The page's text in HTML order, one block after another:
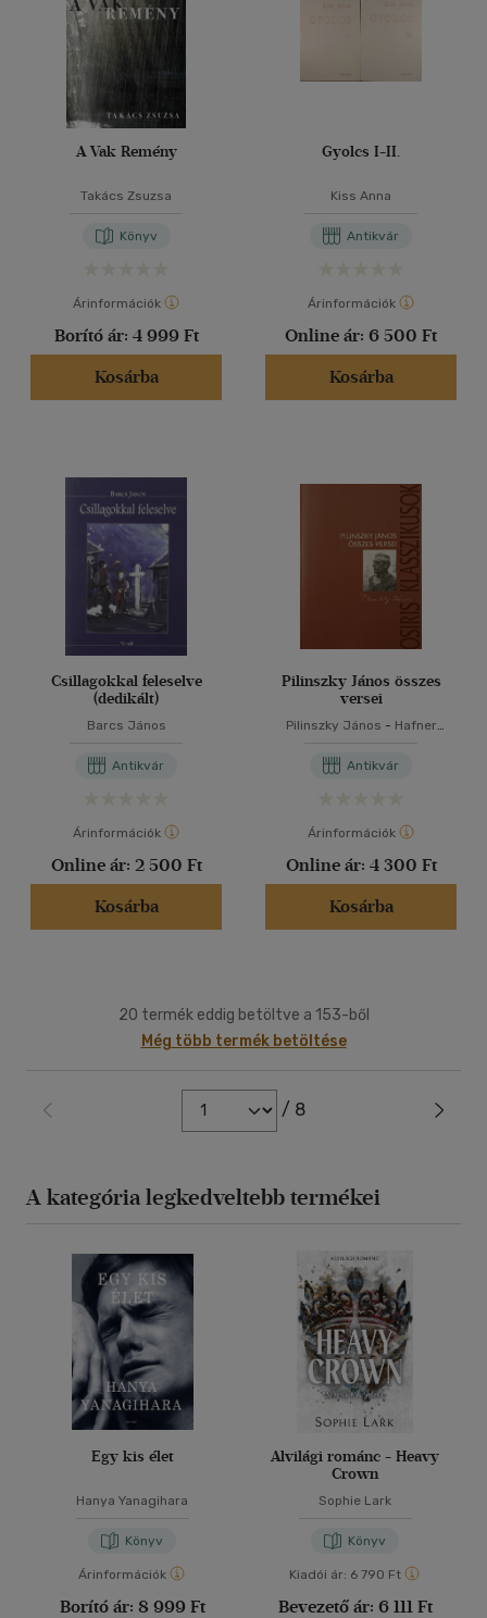
A Vak Remény
Takács Zsuzsa
Könyv
Árinformációk
Borító ár: 4 999 Ft
Kosárba
Gyolcs I-II.
Kiss Anna
Antikvár
Árinformációk
Online ár: 6 500 Ft
Kosárba
Csillagokkal feleselve
(dedikált)
Barcs János
Antikvár
Árinformációk
Online ár: 2 500 Ft
Kosárba
Pilinszky János összes
versei
Pilinszky János - Hafner
Antikvár
Árinformációk
Online ár: 4 300 Ft
Kosárba
20 termék eddig betöltve a 153-ből
Még több termék betöltése
/ 8
A kategória legkedveltebb termékei
Egy kis élet
Hanya Yanagihara
Könyv
Árinformációk
Borító ár: 8 999 Ft
Alvilági románc - Heavy
Crown
Sophie Lark
Könyv
Kiadói ár: 6 790 Ft
Bevezető ár: 6 111 Ft